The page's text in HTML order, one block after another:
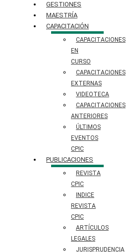
GESTIONES
MAESTRÍA
CAPACITACIÓN
CAPACITACIONES
EN
CURSO
CAPACITACIONES
EXTERNAS
VIDEOTECA
CAPACITACIONES
ANTERIORES
ÚLTIMOS
EVENTOS
CPIC
PUBLICACIONES
REVISTA
CPIC
INDICE
REVISTA
CPIC
ARTÍCULOS
LEGALES
JURISPRUDENCIA